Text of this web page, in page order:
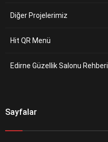
Diğer Projelerimiz
Hit QR Menü
Edirne Güzellik Salonu Rehberi
Sayfalar